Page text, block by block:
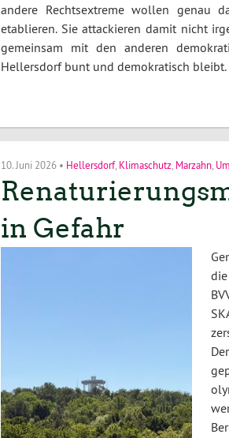
andere Rechtsextreme wollen genau
etablieren. Sie attackieren damit nicht
gemeinsam mit den anderen
Hellersdorf bunt und demokratisch bleibt.
10. Juni 2026 • Hellersdorf, Klimaschutz Marzahn
in Gefahr